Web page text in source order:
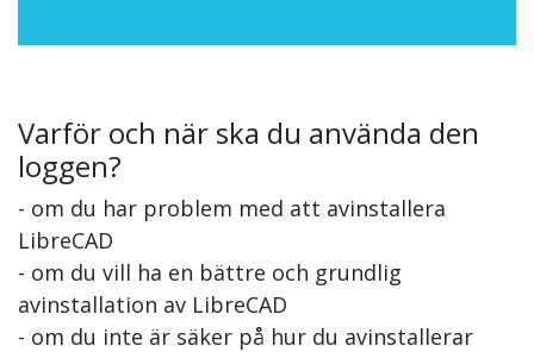
Varför och när ska du använda den
loggen?
- om du har problem med att avinstallera
LibreCAD
- om du vill ha en bättre och grundlig
avinstallation av LibreCAD
- om du inte är säker på hur du avinstallerar